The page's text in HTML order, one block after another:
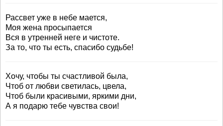
Рассвет уже в небе мается,
Моя жена просыпается
Вся в утренней неге и чистоте.
За то, что ты есть, спасибо судьбе!
Хочу, чтобы ты счастливой была,
Чтоб от любви светилась, цвела,
Чтоб были красивыми, яркими дни,
А я подарю тебе чувства свои!